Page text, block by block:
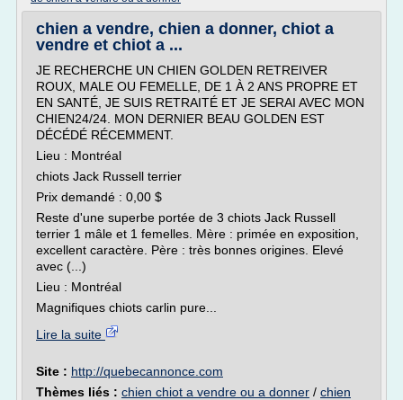
chien a vendre, chien a donner, chiot a
vendre et chiot a ...
JE RECHERCHE UN CHIEN GOLDEN RETREIVER
ROUX, MALE OU FEMELLE, DE 1 À 2 ANS PROPRE ET
EN SANTÉ, JE SUIS RETRAITÉ ET JE SERAI AVEC MON
CHIEN24/24. MON DERNIER BEAU GOLDEN EST
DÉCÉDÉ RÉCEMMENT.
Lieu : Montréal
chiots Jack Russell terrier
Prix demandé : 0,00 $
Reste d'une superbe portée de 3 chiots Jack Russell
terrier 1 mâle et 1 femelles. Mère : primée en exposition,
excellent caractère. Père : très bonnes origines. Elevé
avec (...)
Lieu : Montréal
Magnifiques chiots carlin pure...
Lire la suite
Site : http://quebecannonce.com
Thèmes liés : chien chiot a vendre ou a donner / chien